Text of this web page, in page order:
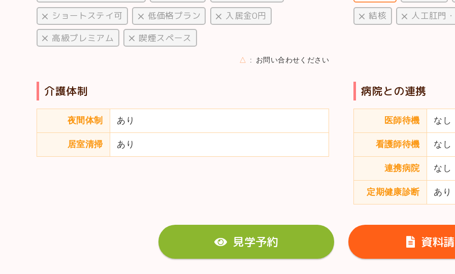
ショートステイ可
低価格プラン
入居金0円
高級プレミアム
喫煙スペース
△ お問い合わせください
結核
人工肛門
介護体制
夜間体制 あり
居室清掃 あり
病院との連携
医師待機 なし
看護師待機 なし
連携病院 なし
定期健康診断 あり
見学予約 資料